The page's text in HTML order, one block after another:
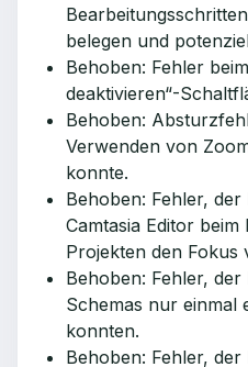
belegen und
Behoben: Fehler
deaktivieren“-
Behoben:
Verwenden von
konnte.
Behoben: Fehler,
Camtasia Editor
Projekten den Fokus
Behoben: Fehler, der
Schemas nur einmal
konnten.
Behoben: Fehler, der